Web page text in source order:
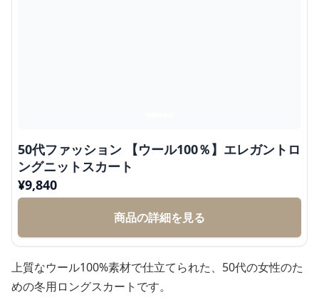
50代ファッション 【ウール100％】エレガントロ
ングニットスカート
¥9,840
商品の詳細を見る
上質なウール100%素材で仕立てられた、50代の女性のた
めの冬用ロングスカートです。